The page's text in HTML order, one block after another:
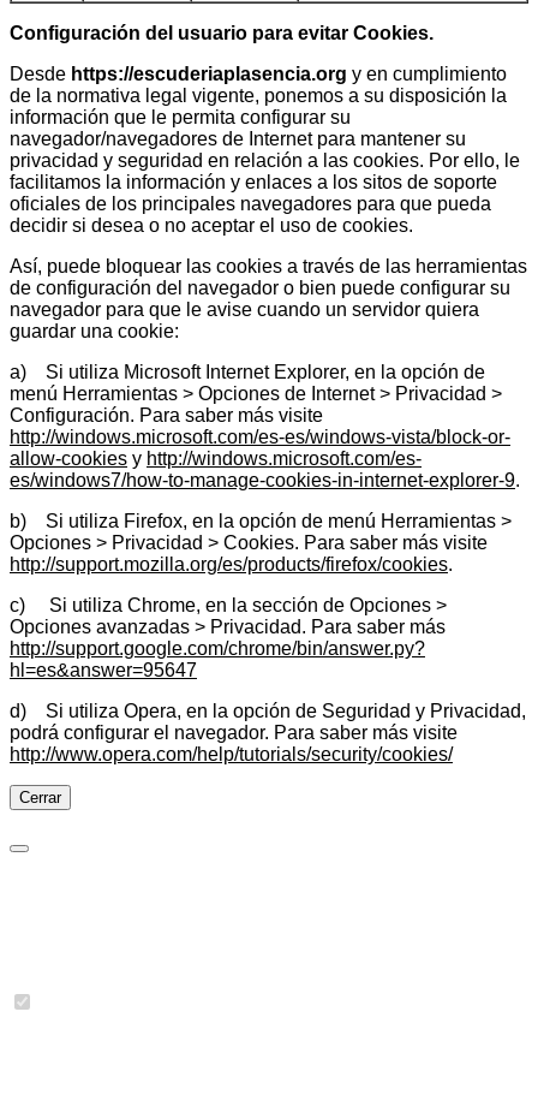
Configuración del usuario para evitar Cookies.
Desde https://escuderiaplasencia.org y en cumplimiento
de la normativa legal vigente, ponemos a su disposición la
información que le permita configurar su
navegador/navegadores de Internet para mantener su
privacidad y seguridad en relación a las cookies. Por ello, le
facilitamos la información y enlaces a los sitos de soporte
oficiales de los principales navegadores para que pueda
decidir si desea o no aceptar el uso de cookies.
Así, puede bloquear las cookies a través de las herramientas
de configuración del navegador o bien puede configurar su
navegador para que le avise cuando un servidor quiera
guardar una cookie:
a) Si utiliza Microsoft Internet Explorer, en la opción de
menú Herramientas > Opciones de Internet > Privacidad >
Configuración. Para saber más visite
http://windows.microsoft.com/es-es/windows-vista/block-or-
allow-cookies y http://windows.microsoft.com/es-
es/windows7/how-to-manage-cookies-in-internet-explorer-9.
b) Si utiliza Firefox, en la opción de menú Herramientas >
Opciones > Privacidad > Cookies. Para saber más visite
http://support.mozilla.org/es/products/firefox/cookies.
c) Si utiliza Chrome, en la sección de Opciones >
Opciones avanzadas > Privacidad. Para saber más
http://support.google.com/chrome/bin/answer.py?
hl=es&answer=95647
d) Si utiliza Opera, en la opción de Seguridad y Privacidad,
podrá configurar el navegador. Para saber más visite
http://www.opera.com/help/tutorials/security/cookies/
Cerrar